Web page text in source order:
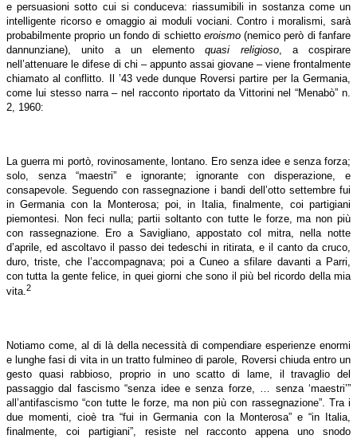
e persuasioni sotto cui si conduceva: riassumibili in sostanza come un
intelligente ricorso e omaggio ai moduli vociani. Contro i moralismi, sarà
probabilmente proprio un fondo di schietto eroismo(nemico però di fanfare
dannunziane), unito a un elementoquasi religioso, a cospirare
nell’attenuare le difese di chi – appunto assai giovane – viene frontalmente
chiamato al conflitto. Il ’43 vede dunque Roversi partire per la Germania,
come lui stesso narra – nel racconto riportato da Vittorini nel “Menabò” n.
2, 1960:
La guerra mi portò, rovinosamente, lontano. Ero senza idee e senza forza;
solo, senza “maestri” e ignorante; ignorante con disperazione, e
consapevole. Seguendo con rassegnazione i bandi dell’otto settembre fui
in Germania con la Monterosa; poi, in Italia, finalmente, coi partigiani
piemontesi. Non feci nulla; partii soltanto con tutte le forze, ma non più
con rassegnazione. Ero a Savigliano, appostato col mitra, nella notte
d’aprile, ed ascoltavo il passo dei tedeschi in ritirata, e il canto da cruco,
duro, triste, che l’accompagnava; poi a Cuneo a sfilare davanti a Parri,
con tutta la gente felice, in quei giorni che sono il più bel ricordo della mia
vita.2
Notiamo come, al di là della necessità di compendiare esperienze enormi
e lunghe fasi di vita in un tratto fulmineo di parole, Roversi chiuda entro un
gesto quasi rabbioso, proprio in uno scatto di lame, il travaglio del
passaggio dal fascismo “senza idee e senza forze, … senza ‘maestri’”
all’antifascismo “con tutte le forze, ma non più con rassegnazione”. Tra i
due momenti, cioè tra “fui in Germania con la Monterosa” e “in Italia,
finalmente, coi partigiani”, resiste nel racconto appena uno snodo